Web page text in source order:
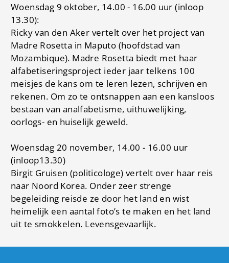
Woensdag 9 oktober, 14.00 - 16.00 uur (inloop
13.30):
Ricky van den Aker vertelt over het project van
Madre Rosetta in Maputo (hoofdstad van
Mozambique). Madre Rosetta biedt met haar
alfabetiseringsproject ieder jaar telkens 100
meisjes de kans om te leren lezen, schrijven en
rekenen. Om zo te ontsnappen aan een kansloos
bestaan van analfabetisme, uithuwelijking,
oorlogs- en huiselijk geweld.
Woensdag 20 november, 14.00 - 16.00 uur
(inloop13.30)
Birgit Gruisen (politicologe) vertelt over haar reis
naar Noord Korea. Onder zeer strenge
begeleiding reisde ze door het land en wist
heimelijk een aantal foto’s te maken en het land
uit te smokkelen. Levensgevaarlijk.